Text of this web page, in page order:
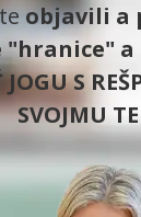
objavili a
"hranice" a
JOGU S
SVOJMU